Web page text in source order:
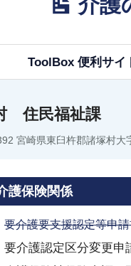
ToolBox 便利サイ
住民福祉課
宮崎県東臼杵郡諸塚村大
護保険関係
要介護要支援認定等申請
要介護認定区分変更申